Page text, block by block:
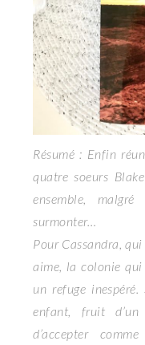
Résumé : Enfin
quatre soeurs
ensemble,
surmonter…
Pour Cassandra, qui
aime, la colonie
un refuge
enfant, fruit
d’accepter